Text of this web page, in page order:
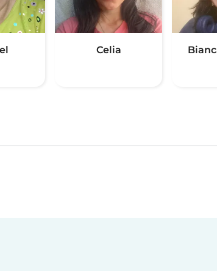
Celia